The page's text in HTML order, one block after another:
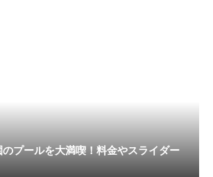
プールを大満喫！料金やスライダー